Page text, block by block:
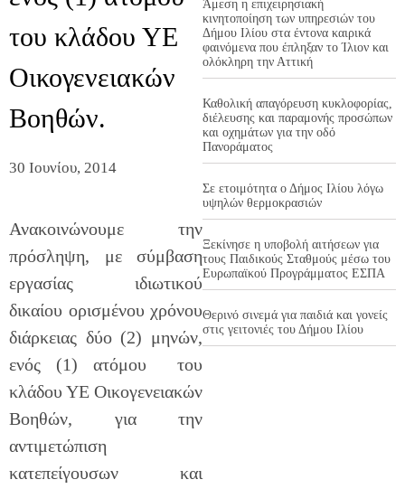
του κλάδου ΥΕ
Οικογενειακών
Βοηθών.
30 Ιουνίου, 2014
Ανακοινώνουμε την
πρόσληψη, με σύμβαση
εργασίας ιδιωτικού
δικαίου ορισμένου χρόνου
διάρκειας δύο (2) μηνών,
ενός (1) ατόμου του
κλάδου ΥΕ Οικογενειακών
Βοηθών, για την
αντιμετώπιση
κατεπείγουσων και
Άμεση η επιχειρησιακή
κινητοποίηση των υπηρεσιών του
Δήμου Ιλίου στα έντονα καιρικά
φαινόμενα που έπληξαν το Ίλιον και
ολόκληρη την Αττική
Καθολική απαγόρευση κυκλοφορίας,
διέλευσης και παραμονής προσώπων
και οχημάτων για την οδό
Πανοράματος
Σε ετοιμότητα ο Δήμος Ιλίου λόγω
υψηλών θερμοκρασιών
Ξεκίνησε η υποβολή αιτήσεων για
τους Παιδικούς Σταθμούς μέσω του
Ευρωπαϊκού Προγράμματος ΕΣΠΑ
Θερινό σινεμά για παιδιά και γονείς
στις γειτονιές του Δήμου Ιλίου